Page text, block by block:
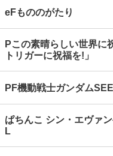
eFもののがたり
Pこの素晴らしい世界に
トリガーに祝福を!」
PF機動戦士ガンダム
ぱちんこ シン・エヴァ
L